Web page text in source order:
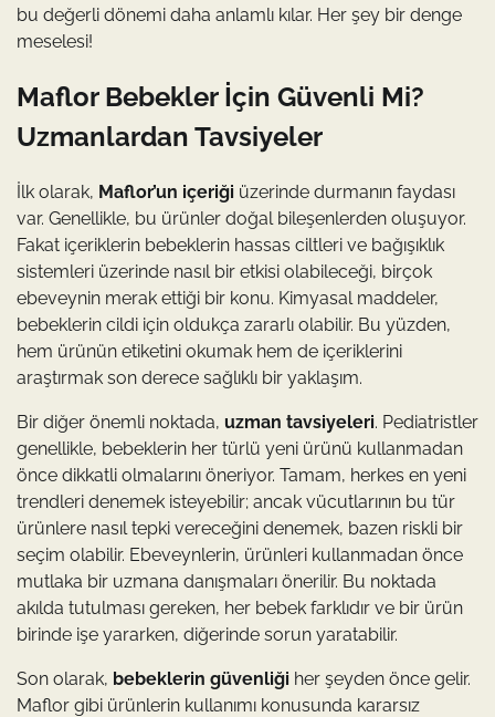
bu değerli dönemi daha anlamlı kılar. Her şey bir denge
meselesi!
Maflor Bebekler İçin Güvenli Mi?
Uzmanlardan Tavsiyeler
İlk olarak, Maflor’un içeriği üzerinde durmanın faydası
var. Genellikle, bu ürünler doğal bileşenlerden oluşuyor.
Fakat içeriklerin bebeklerin hassas ciltleri ve bağışıklık
sistemleri üzerinde nasıl bir etkisi olabileceği, birçok
ebeveynin merak ettiği bir konu. Kimyasal maddeler,
bebeklerin cildi için oldukça zararlı olabilir. Bu yüzden,
hem ürünün etiketini okumak hem de içeriklerini
araştırmak son derece sağlıklı bir yaklaşım.
Bir diğer önemli noktada, uzman tavsiyeleri. Pediatristler
genellikle, bebeklerin her türlü yeni ürünü kullanmadan
önce dikkatli olmalarını öneriyor. Tamam, herkes en yeni
trendleri denemek isteyebilir; ancak vücutlarının bu tür
ürünlere nasıl tepki vereceğini denemek, bazen riskli bir
seçim olabilir. Ebeveynlerin, ürünleri kullanmadan önce
mutlaka bir uzmana danışmaları önerilir. Bu noktada
akılda tutulması gereken, her bebek farklıdır ve bir ürün
birinde işe yararken, diğerinde sorun yaratabilir.
Son olarak, bebeklerin güvenliği her şeyden önce gelir.
Maflor gibi ürünlerin kullanımı konusunda kararsız